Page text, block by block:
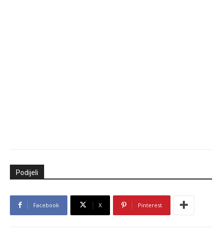
Podijeli
Facebook X Pinterest